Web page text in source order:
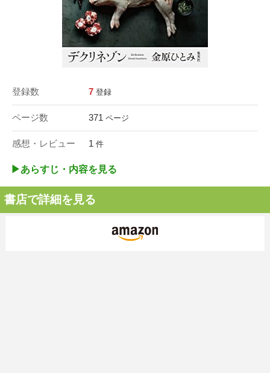
登録数 7 登録
ページ数 371 ページ
感想・レビュー 1 件
▶︎あらすじ・内容を見る
書店で詳細を見る